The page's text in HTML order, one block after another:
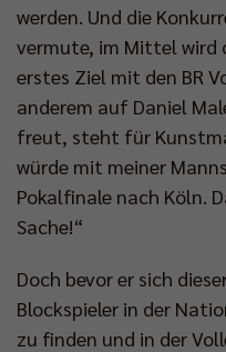
werden. Und die
vermute, im Mittel wird
erstes Ziel mit den BR
anderem auf Daniel
freut, steht für
würde mit meiner
Pokalfinale nach Köln.
Sache!“
Doch bevor er sich
Blockspieler in der
zu finden und in der